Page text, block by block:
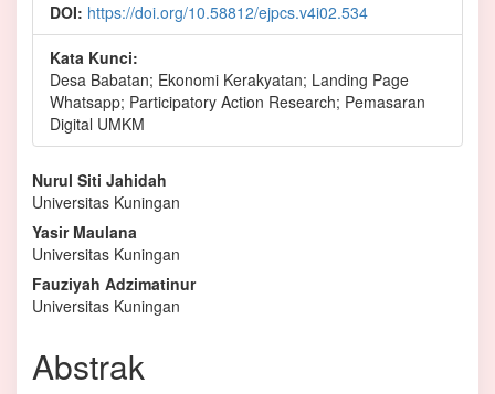
DOI: https://doi.org/10.58812/ejpcs.v4i02.534
Kata Kunci:
Desa Babatan; Ekonomi Kerakyatan; Landing Page
Whatsapp; Participatory Action Research; Pemasaran
Digital UMKM
Isi
Artikel
Utama
Nurul Siti Jahidah
Universitas Kuningan
Yasir Maulana
Universitas Kuningan
Fauziyah Adzimatinur
Universitas Kuningan
Abstrak